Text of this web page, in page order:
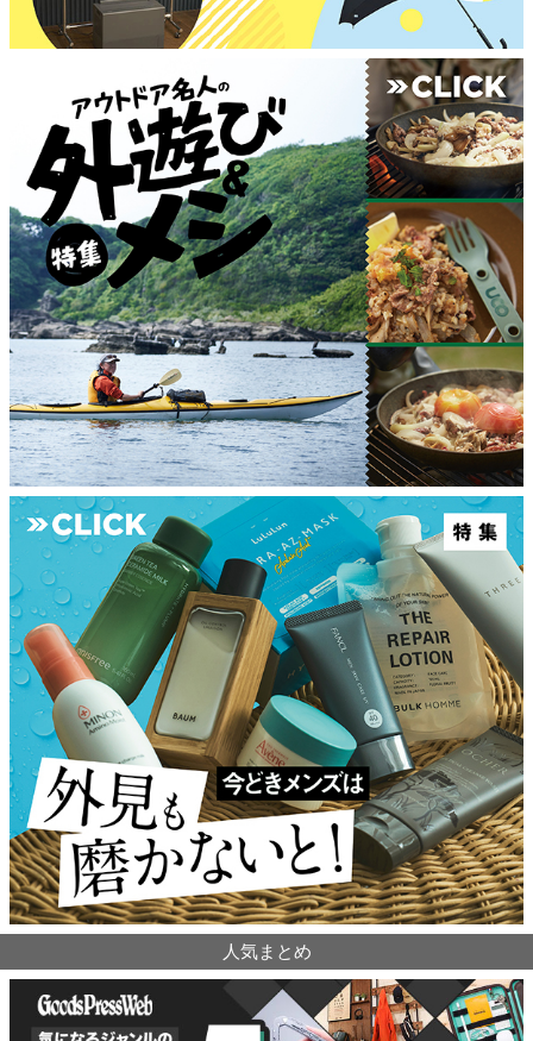
人気まとめ